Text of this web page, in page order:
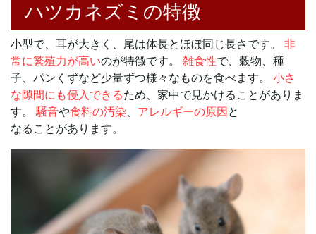
ハツカネズミの特徴
小型で、耳が大きく、尾は体長とほぼ同じ長さです。 非
常に繁殖力が高いのが特徴です。 雑食性で、穀物、種
子、パンくずなど少量ずつ様々なものを食べます。 小さ
な隙間にも侵入できるため、家中で見かけることがありま
す。 騒音や食料の汚染 アレルギーの原因 と
なることがあります。